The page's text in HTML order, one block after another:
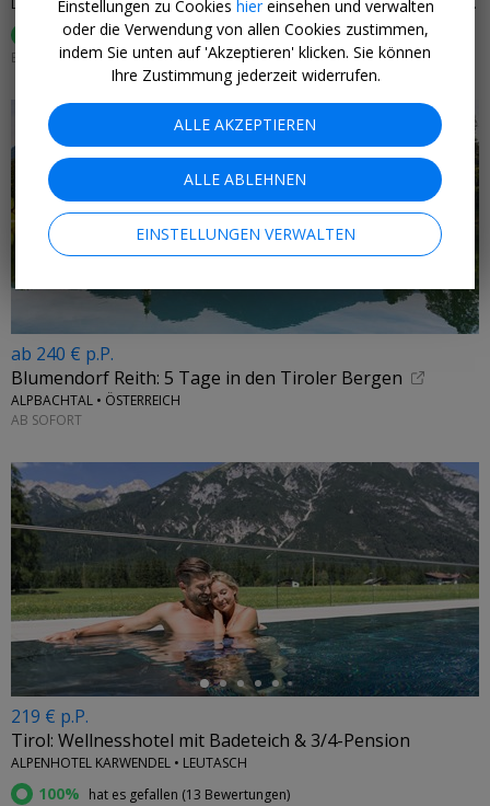
DAS VIER – SPORT- UND WELLNESSHOTEL • ST. LEONHARD IM PITZTAL, ÖSTERREICH
100% hat es gefallen (19 Bewertungen)
EINLÖSBAR BIS 30. NOVEMBER 2026
ab 240 € p.P.
Blumendorf Reith: 5 Tage in den Tiroler Bergen
ALPBACHTAL • ÖSTERREICH
AB SOFORT
←
219 € p.P.
Tirol: Wellnesshotel mit Badeteich & 3/4-Pension
ALPENHOTEL KARWENDEL • LEUTASCH
100% hat es gefallen (13 Bewertungen)
Einstellungen zu Cookies hiereinsehen und verwalten
oder die Verwendung von allen Cookies zustimmen,
indem Sie unten auf 'Akzeptieren' klicken. Sie können
Ihre Zustimmung jederzeit widerrufen.
ALLE AKZEPTIEREN
ALLE ABLEHNEN
EINSTELLUNGEN VERWALTEN